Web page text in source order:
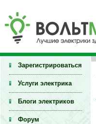
Зарегистрироваться
Услуги электрика
Блоги электриков
Форум